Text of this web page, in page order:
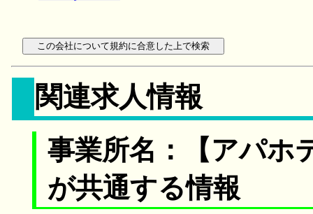
関連求人情報
事業所名：【アパ
が共通する情報